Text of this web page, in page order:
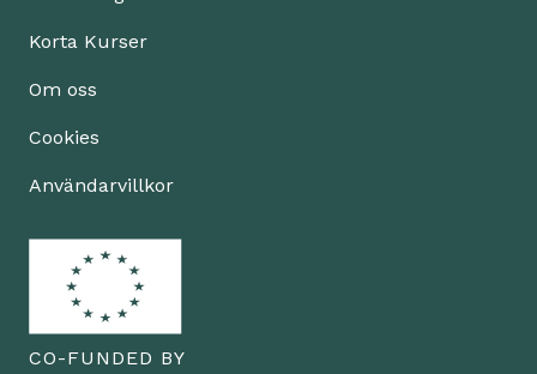
Korta Kurser
Om oss
Cookies
Användarvillkor
CO-FUNDED BY